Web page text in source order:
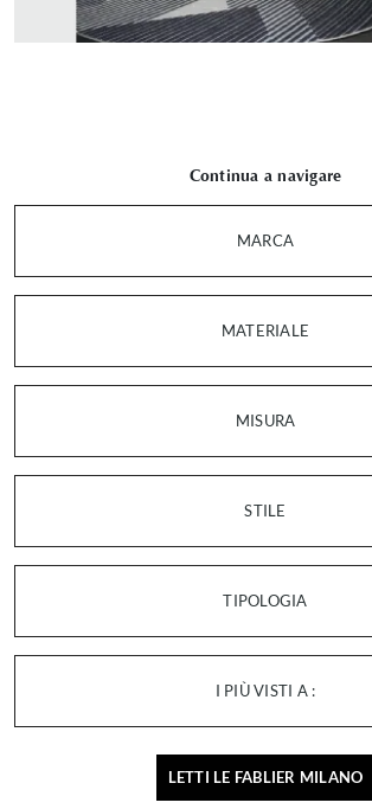
Continua a navigare
MARCA
MATERIALE
MISURA
STILE
TIPOLOGIA
I PIÙ VISTI A :
LETTI LE FABLIER MILANO